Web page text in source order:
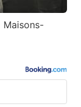
Maisons-